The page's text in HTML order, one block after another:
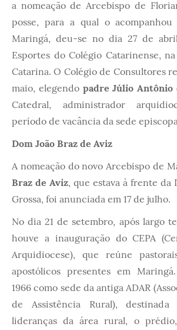
a nomeação de Arcebispo de
posse, para a qual o
Maringá, deu-se no dia 27 de
Esportes do Colégio Catarinense,
Catarina. O Colégio de Consultores
maio, elegendo padre Júlio Antônio
Catedral, administrador
período de vacância da sede
Dom João Braz de Aviz
A nomeação do novo Arcebispo de
Braz de Aviz, que estava à frente da
Grossa, foi anunciada em 17 de julho.
No dia 21 de setembro, após largo
houve a inauguração do CEPA
Arquidiocese), que reúne
apostólicos presentes em
1966 como sede da antiga ADAR
de Assistência Rural),
lideranças da área rural, o